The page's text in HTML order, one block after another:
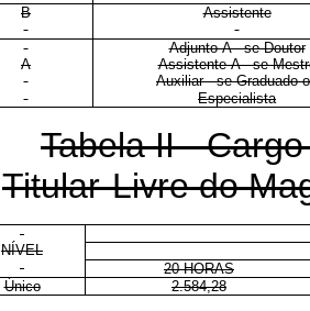
B Assistente
Adjunto-A - se Doutor
A
Assistente-A - se
Auxiliar - se Graduado
Especialista
Tabela II -
Titular-Livre do
NÍVEL
20 HORAS
Único
2.584,28